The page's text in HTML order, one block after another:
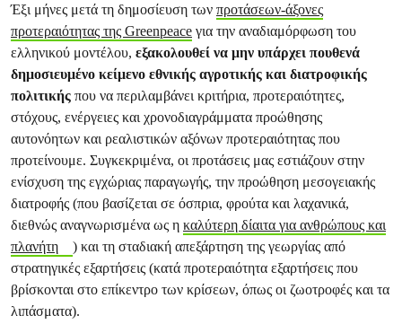
Έξι μήνες μετά τη δημοσίευση των προτάσεων-άξονες
προτεραιότητας της Greenpeace για την αναδιαμόρφωση του
ελληνικού μοντέλου, εξακολουθεί να μην υπάρχει πουθενά
δημοσιευμένο κείμενο εθνικής αγροτικής και διατροφικής
πολιτικής που να περιλαμβάνει κριτήρια, προτεραιότητες,
στόχους, ενέργειες και χρονοδιαγράμματα προώθησης
αυτονόητων και ρεαλιστικών αξόνων προτεραιότητας που
προτείνουμε. Συγκεκριμένα, οι προτάσεις μας εστιάζουν στην
ενίσχυση της εγχώριας παραγωγής, την προώθηση μεσογειακής
διατροφής (που βασίζεται σε όσπρια, φρούτα και λαχανικά,
διεθνώς αναγνωρισμένα ως η καλύτερη δίαιτα για ανθρώπους και
πλανήτη
) και τη σταδιακή απεξάρτηση της γεωργίας από
στρατηγικές εξαρτήσεις (κατά προτεραιότητα εξαρτήσεις που
βρίσκονται στο επίκεντρο των κρίσεων, όπως οι ζωοτροφές και τα
λιπάσματα).